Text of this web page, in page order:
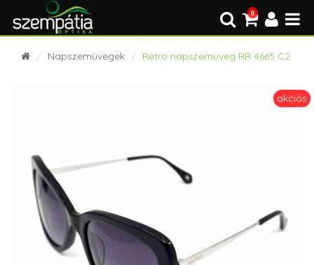
0
Napszemüvegek Retro napszemüveg RR 4665 C2
akciós